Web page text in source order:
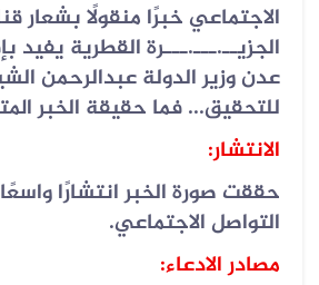
الاجتماعي خبرًا منقولًا بشعار
الجزيــ.ـــ.ـــرة القطرية يفيد
عدن وزير الدولة عبدالرحمن
للتحقيق... فما حقيقة الخبر
الانتشار:
حققت صورة الخبر انتشارًا
التواصل الاجتماعي.
مصادر الادعاء: